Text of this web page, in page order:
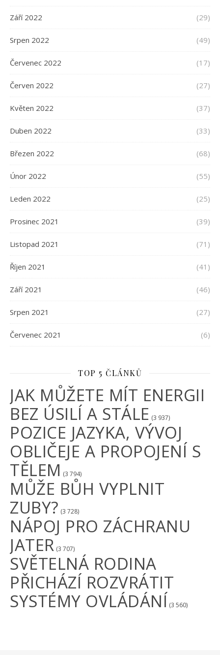
Září 2022 (29)
Srpen 2022 (49)
Červenec 2022 (17)
Červen 2022 (27)
Květen 2022 (37)
Duben 2022 (33)
Březen 2022 (68)
Únor 2022 (55)
Leden 2022 (25)
Prosinec 2021 (39)
Listopad 2021 (71)
Říjen 2021 (41)
Září 2021 (46)
Srpen 2021 (27)
Červenec 2021 (6)
TOP 5 ČLÁNKŮ
JAK MŮŽETE MÍT ENERGII
BEZ ÚSILÍ A STÁLE (3 937)
POZICE JAZYKA, VÝVOJ
OBLIČEJE A PROPOJENÍ S
TĚLEM (3 794)
MŮŽE BŮH VYPLNIT
ZUBY? (3 728)
NÁPOJ PRO ZÁCHRANU
JATER (3 707)
SVĚTELNÁ RODINA
PŘICHÁZÍ ROZVRÁTIT
SYSTÉMY OVLÁDÁNÍ (3 560)